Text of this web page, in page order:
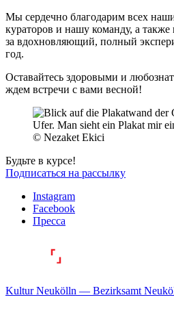
Мы сердечно благодарим всех
кураторов и нашу команду, а также
за вдохновляющий, полный
год.
Оставайтесь здоровыми и
ждем встречи с вами весной!
© Nezaket Ekici
Будьте в курсе!
Подписаться на рассылку
Instagram
Facebook
Пресса
Kultur Neukölln — Bezirksamt